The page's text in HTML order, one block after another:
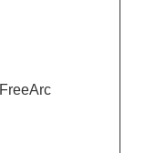
FreeArc